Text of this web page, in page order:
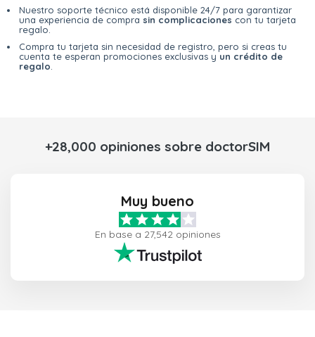
Nuestro soporte técnico está disponible 24/7 para garantizar
una experiencia de compra sin complicaciones con tu tarjeta
regalo.
Compra tu tarjeta sin necesidad de registro, pero si creas tu
cuenta te esperan promociones exclusivas y un crédito de
regalo.
+28,000 opiniones sobre doctorSIM
Muy bueno
En base a 27,542 opiniones